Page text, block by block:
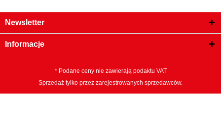
Newsletter
Informacje
* Podane ceny nie zawierają podaktu VAT
Sprzedaż tylko przez zarejestrowanych sprzedawców.